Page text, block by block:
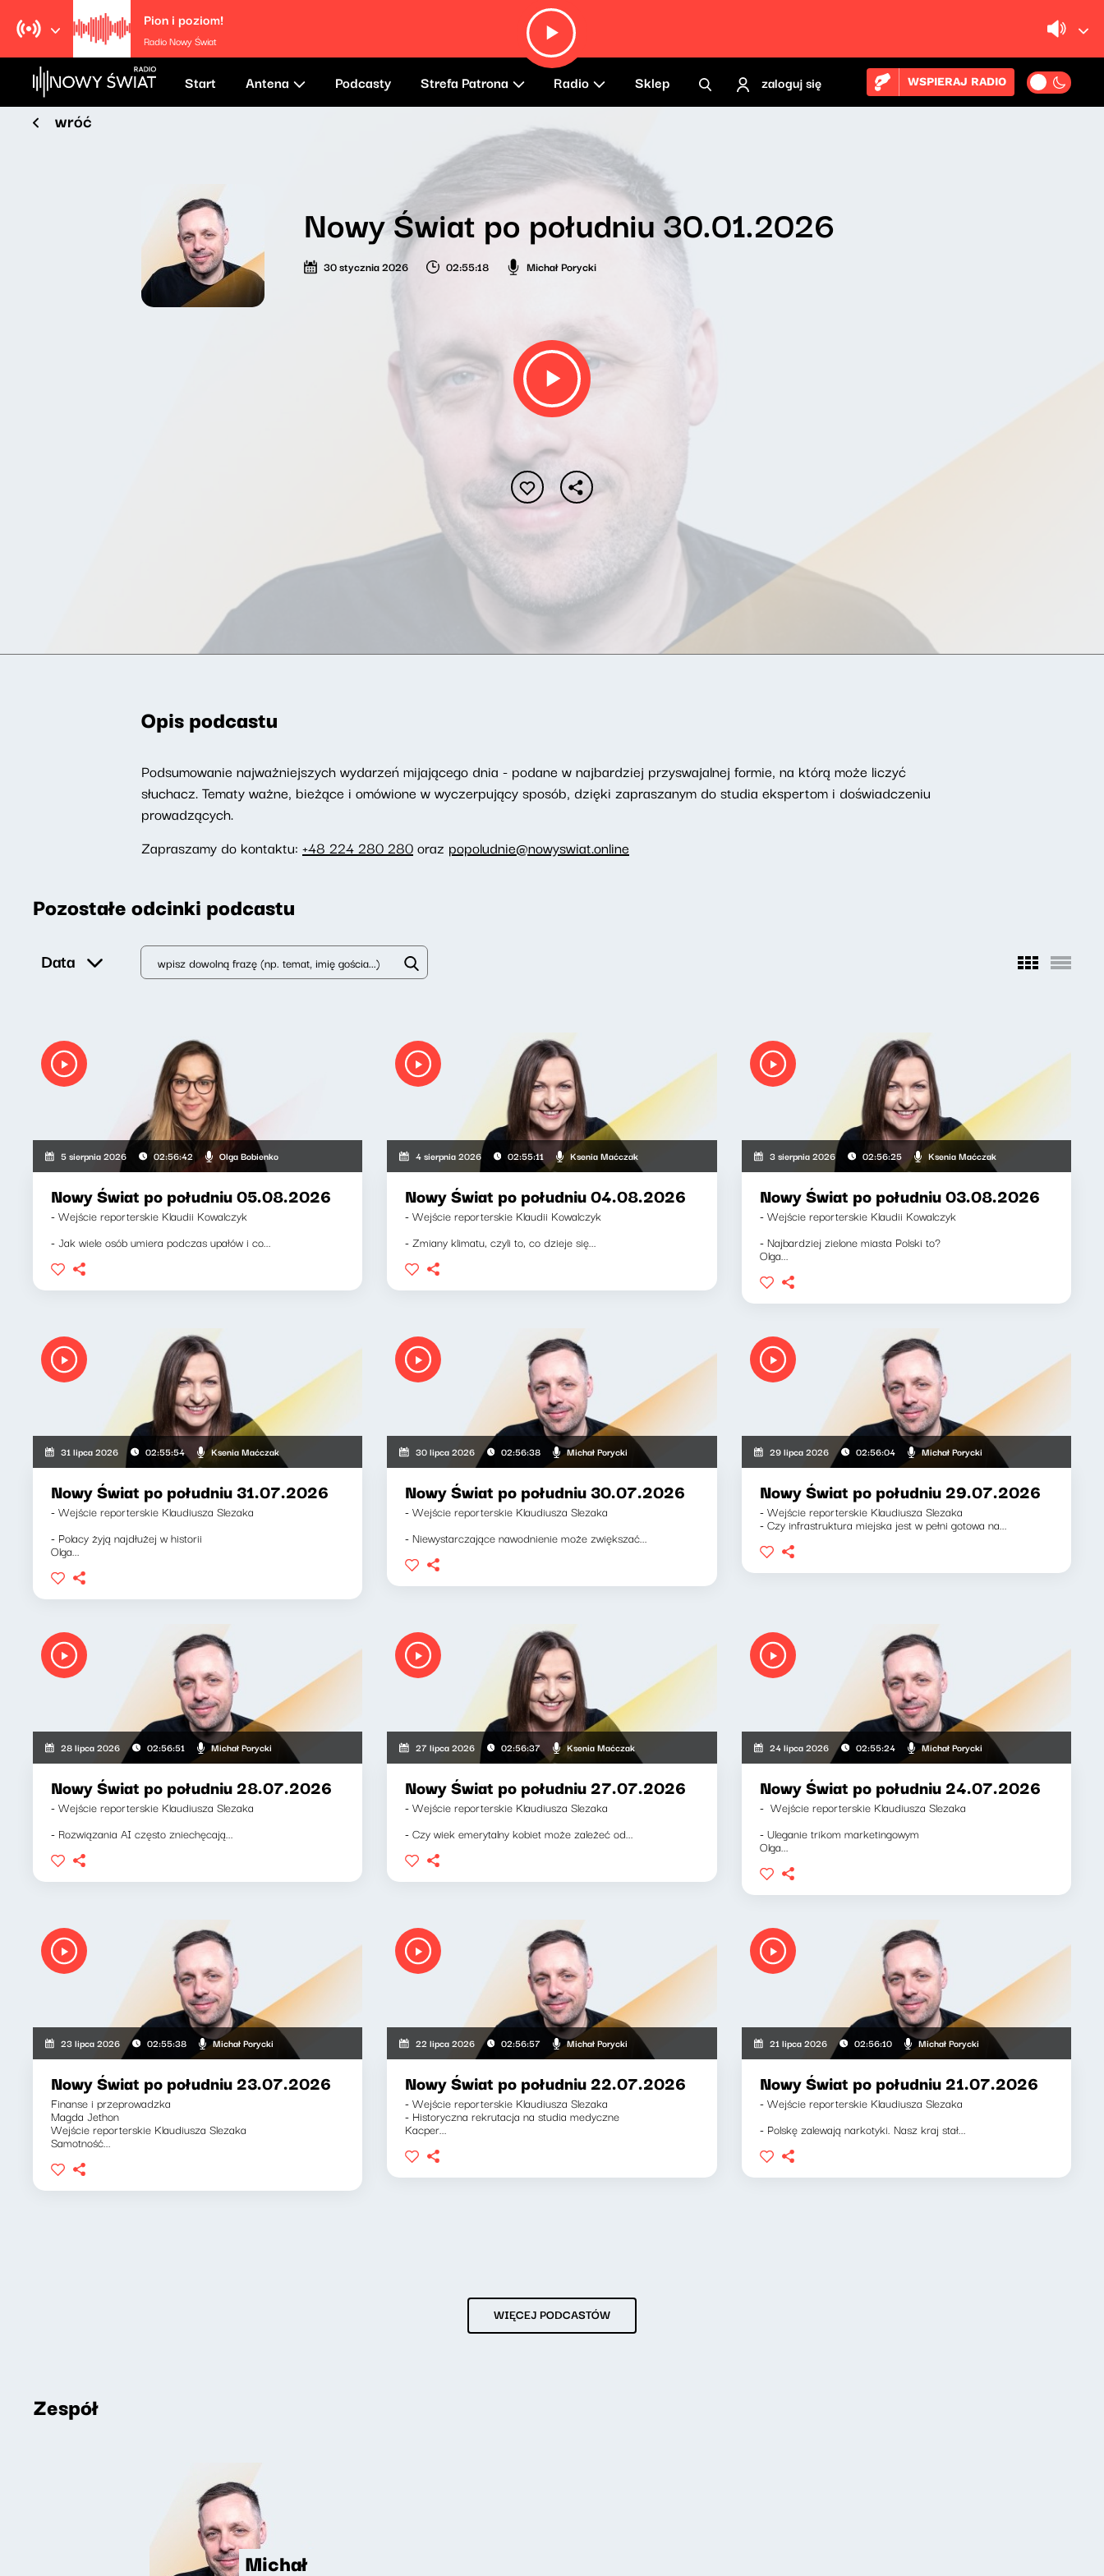
Pion i poziom!
Radio Nowy Świat
Start Antena Podcasty Strefa Patrona Radio Sklep zaloguj się WSPIERAJ RADIO
wróć
Nowy Świat po południu 30.01.2026
30 stycznia 2026 02:55:18 Michał Porycki
Opis podcastu
Podsumowanie najważniejszych wydarzeń mijającego dnia - podane w najbardziej przyswajalnej formie, na którą może liczyć
słuchacz. Tematy ważne, bieżące i omówione w wyczerpujący sposób, dzięki zapraszanym do studia ekspertom i doświadczeniu
prowadzących.
Zapraszamy do kontaktu: +48 224 280 280oraz popoludnie@nowyswiat.online
Pozostałe odcinki podcastu
Data
5 sierpnia 2026 02:56:42 Olga Bobienko
Nowy Świat po południu 05.08.2026
- Wejście reporterskie Klaudii Kowalczyk
- Jak wiele osób umiera podczas upałów i co...
4 sierpnia 2026 02:55:11 Ksenia Maćczak
Nowy Świat po południu 04.08.2026
- Wejście reporterskie Klaudii Kowalczyk
- Zmiany klimatu, czyli to, co dzieje się...
3 sierpnia 2026 02:56:25 Ksenia Maćczak
Nowy Świat po południu 03.08.2026
- Wejście reporterskie Klaudii Kowalczyk
- Najbardziej zielone miasta Polski to?
Olga...
31 lipca 2026 02:55:54 Ksenia Maćczak
Nowy Świat po południu 31.07.2026
- Wejście reporterskie Klaudiusza Slezaka
- Polacy żyją najdłużej w historii
Olga...
30 lipca 2026 02:56:38 Michał Porycki
Nowy Świat po południu 30.07.2026
- Wejście reporterskie Klaudiusza Slezaka
- Niewystarczające nawodnienie może zwiększać...
29 lipca 2026 02:56:04 Michał Porycki
Nowy Świat po południu 29.07.2026
- Wejście reporterskie Klaudiusza Slezaka
- Czy infrastruktura miejska jest w pełni gotowa na...
28 lipca 2026 02:56:51 Michał Porycki
Nowy Świat po południu 28.07.2026
- Wejście reporterskie Klaudiusza Slezaka
- Rozwiązania AI często zniechęcają...
27 lipca 2026 02:56:37 Ksenia Maćczak
Nowy Świat po południu 27.07.2026
- Wejście reporterskie Klaudiusza Slezaka
- Czy wiek emerytalny kobiet może zależeć od...
24 lipca 2026 02:55:24 Michał Porycki
Nowy Świat po południu 24.07.2026
- Wejście reporterskie Klaudiusza Slezaka
- Uleganie trikom marketingowym
Olga...
23 lipca 2026 02:55:38 Michał Porycki
Nowy Świat po południu 23.07.2026
Finanse i przeprowadzka
Magda Jethon
Wejście reporterskie Klaudiusza Slezaka
Samotność...
22 lipca 2026 02:56:57 Michał Porycki
Nowy Świat po południu 22.07.2026
- Wejście reporterskie Klaudiusza Slezaka
- Historyczna rekrutacja na studia medyczne
Kacper...
21 lipca 2026 02:56:10 Michał Porycki
Nowy Świat po południu 21.07.2026
- Wejście reporterskie Klaudiusza Slezaka
- Polskę zalewają narkotyki. Nasz kraj stał...
WIĘCEJ PODCASTÓW
Zespół
Michał